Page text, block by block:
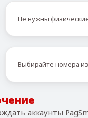
Не нужны
Выбирайте номера
аккаунты